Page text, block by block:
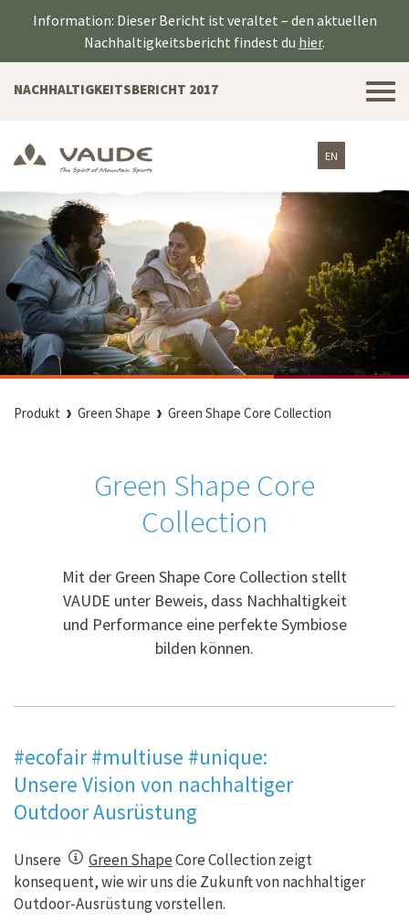
Information: Dieser Bericht ist veraltet – den aktuellen
Nachhaltigkeitsbericht findest du hier.
EN
NACHHALTIGKEITSBERICHT 2017
Produkt Green Shape Green Shape Core Collection
Green Shape Core
Collection
Mit der Green Shape Core Collection stellt
VAUDE unter Beweis, dass Nachhaltigkeit
und Performance eine perfekte Symbiose
bilden können.
#ecofair #multiuse #unique:
Unsere Vision von nachhaltiger
Outdoor Ausrüstung
Unsere Green ShapeCore Collection zeigt
konsequent, wie wir uns die Zukunft von nachhaltiger
Outdoor-Ausrüstung vorstellen.